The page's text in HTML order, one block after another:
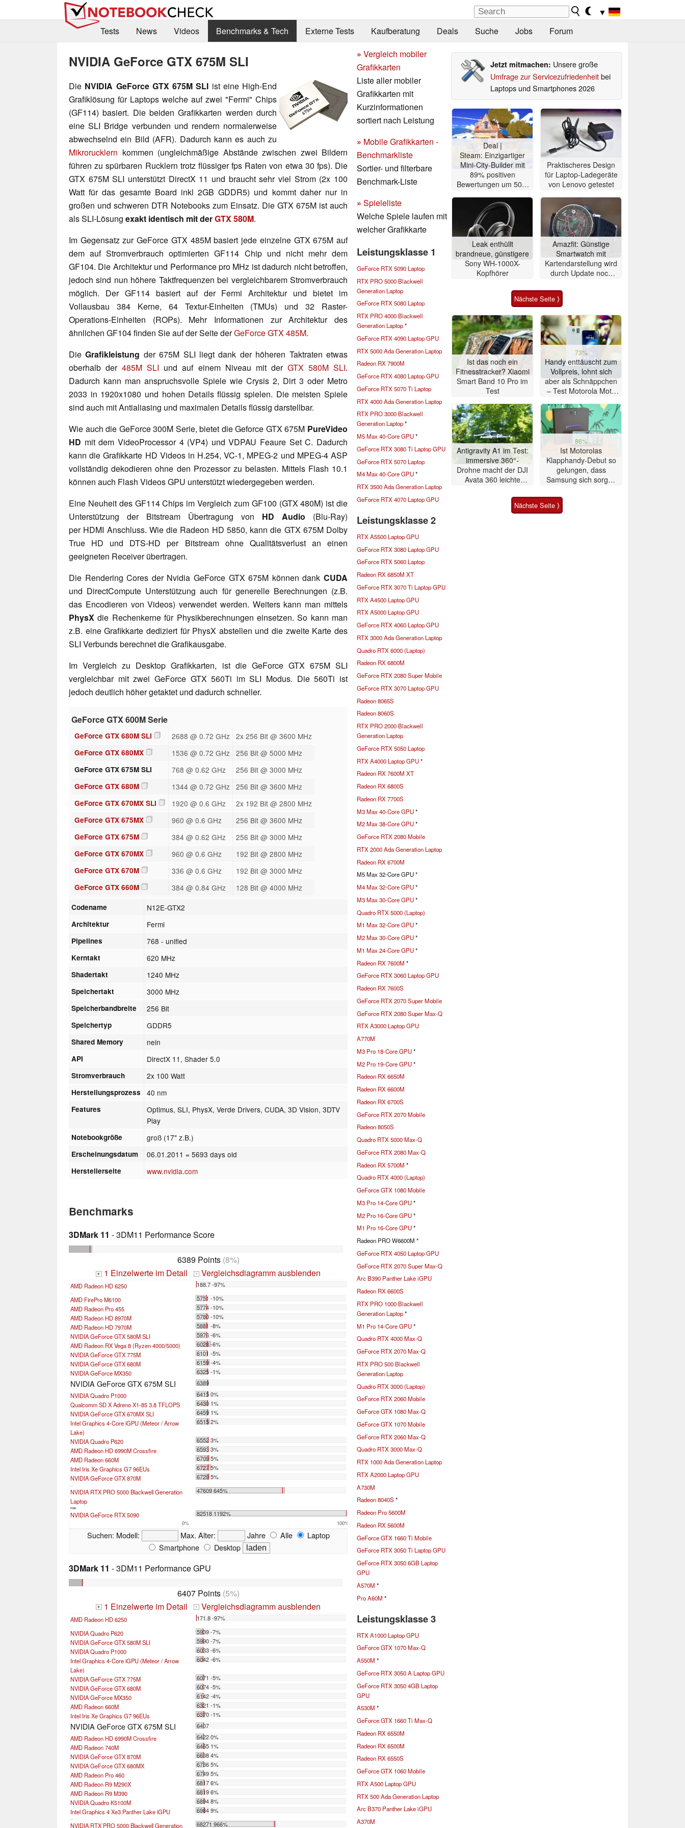
▼
Tests
News Videos Benchmarks & Tech Externe Tests Kaufberatung Deals Suche Jobs Forum
NVIDIA GeForce GTX 675M SLI
Die NVIDIA GeForce GTX 675M SLI ist eine High-End
Grafiklösung für Laptops welche auf zwei "Fermi" Chips
(GF114) basiert. Die beiden Grafikkarten werden durch
eine SLI Bridge verbunden und rendern normalerweise
abwechselnd ein Bild (AFR). Dadurch kann es auch zu
Mikrorucklern kommen (ungleichmäßige Abstände zwischen zwei Bildern
führen zu spürbaren Rucklern trotz flüssiger fps Raten von etwa 30 fps). Die
GTX 675M SLI unterstützt DirectX 11 und braucht sehr viel Strom (2x 100
Watt für das gesamte Board inkl 2GB GDDR5) und kommt daher nur in
großen und schweren DTR Notebooks zum Einsatz. Die GTX 675M ist auch
als SLI-Lösung exakt identisch mit derGTX 580M.
Im Gegensatz zur GeForce GTX 485M basiert jede einzelne GTX 675M auf
dem auf Stromverbrauch optimierten GF114 Chip und nicht mehr dem
GF104. Die Architektur und Performance pro MHz ist dadurch nicht betroffen,
jedoch sind nun höhere Taktfrequenzen bei vergleichbarem Stromverbrauch
möglich. Der GF114 basiert auf der Fermi Architektur und bietet im
Vollausbau 384 Kerne, 64 Textur-Einheiten (TMUs) und 32 Raster-
Operations-Einheiten (ROPs). Mehr Informationen zur Architektur des
ähnlichen GF104 finden Sie auf der Seite derGeForce GTX 485M.
DieGrafikleistung der 675M SLI liegt dank der höheren Taktraten etwas
oberhalb der485M SLI und auf einem Niveau mit der GTX 580M SLI.
Dadurch kann man anspruchsvolle Spiele wie Crysis 2, Dirt 3 oder Metro
2033 in 1920x1080 und hohen Details flüssig spielen. Die meisten Spiele
sind auch mit Antialiasing und maximalen Details flüssig darstellbar.
Wie auch die GeForce 300M Serie, bietet die Geforce GTX 675M PureVideo
HD mit dem VideoProcessor 4 (VP4) und VDPAU Feaure Set C. Dadurch
kann die Grafikkarte HD Videos in H.254, VC-1, MPEG-2 und MPEG-4 ASP
vollständig dekodieren ohne den Prozessor zu belasten. Mittels Flash 10.1
können auch Flash Videos GPU unterstützt wiedergegeben werden.
Eine Neuheit des GF114 Chips im Vergleich zum GF100 (GTX 480M) ist die
Unterstützung der Bitstream Übertragung von HD Audio (Blu-Ray)
per HDMI Anschluss. Wie die Radeon HD 5850, kann die GTX 675M Dolby
True HD und DTS-HD per Bitstream ohne Qualitätsverlust an einen
geeigneten Receiver übertragen.
Die Rendering Cores der Nvidia GeForce GTX 675M können dank CUDA
und DirectCompute Unterstützung auch für generelle Berechnungen (z.B.
das Encodieren von Videos) verwendet werden. Weiters kann man mittels
PhysX die Rechenkerne für Physikberechnungen einsetzen. So kann man
z.B. eine Grafikkarte dediziert für PhysX abstellen und die zweite Karte des
SLI Verbunds berechnet die Grafikausgabe.
Im Vergleich zu Desktop Grafikkarten, ist die GeForce GTX 675M SLI
vergleichbar mit zwei GeForce GTX 560Ti im SLI Modus. Die 560Ti ist
jedoch deutlich höher getaktet und dadurch schneller.
GeForce GTX 600M Serie
GeForce GTX 680M SLI 2688 @ 0.72 GHz 2x 256 Bit @ 3600 MHz
GeForce GTX 680MX 1536 @ 0.72 GHz 256 Bit @ 5000 MHz
GeForce GTX 675M SLI 768 @ 0.62 GHz 256 Bit @ 3000 MHz
GeForce GTX 680M 1344 @ 0.72 GHz 256 Bit @ 3600 MHz
GeForce GTX 670MX SLI 1920 @ 0.6 GHz 2x 192 Bit @ 2800 MHz
GeForce GTX 675MX 960 @ 0.6 GHz 256 Bit @ 3600 MHz
GeForce GTX 675M 384 @ 0.62 GHz 256 Bit @ 3000 MHz
GeForce GTX 670MX 960 @ 0.6 GHz 192 Bit @ 2800 MHz
GeForce GTX 670M 336 @ 0.6 GHz 192 Bit @ 3000 MHz
GeForce GTX 660M 384 @ 0.84 GHz 128 Bit @ 4000 MHz
Codename N12E-GTX2
Architektur Fermi
Pipelines 768 - unified
Kerntakt 620 MHz
Shadertakt 1240 MHz
Speichertakt 3000 MHz
Speicherbandbreite 256 Bit
Speichertyp GDDR5
Shared Memory nein
API DirectX 11, Shader 5.0
Stromverbrauch 2x 100 Watt
Herstellungsprozess 40 nm
Features
Optimus, SLI, PhysX, Verde Drivers, CUDA, 3D Vision, 3DTV
Play
Notebookgröße groß (17" z.B.)
Erscheinungsdatum 06.01.2011 = 5693 days old
Herstellerseite www.nvidia.com
Benchmarks
3DMark 11 - 3DM11 Performance Score
6389 Points(8%)
+ 1 Einzelwerte im Detail - Vergleichsdiagramm ausblenden
AMD Radeon HD 6250 188.7 -97%
AMD FirePro M6100
5751 -10%
AMD Radeon Pro 455
5774 -10%
AMD Radeon HD 8970M
5780 -10%
AMD Radeon HD 7970M
5881 -8%
NVIDIA GeForce GTX 580M SLI
5976 -6%
AMD Radeon RX Vega 8 (Ryzen 4000/5000)
6028 -6%
NVIDIA GeForce GTX 775M
6101 -5%
NVIDIA GeForce GTX 680M
6159 -4%
NVIDIA GeForce MX350
6325 -1%
NVIDIA GeForce GTX 675M SLI
6389
NVIDIA Quadro P1000
6415 0%
Qualcomm SD X Adreno X1-85 3.8 TFLOPS
6430 1%
NVIDIA GeForce GTX 670MX SLI
6459 1%
Intel Graphics 4-Core iGPU (Meteor / Arrow
Lake)
6515 2%
NVIDIA Quadro P620
6552 3%
AMD Radeon HD 6990M Crossfire
6593 3%
AMD Radeon 660M
6709 5%
Intel Iris Xe Graphics G7 96EUs
6727 5%
NVIDIA GeForce GTX 870M
6729 5%
NVIDIA RTX PRO 5000 Blackwell Generation
Laptop
47609 645%
max:
NVIDIA GeForce RTX 5090 82518 1192%
0% 100%
Suchen: Modell: Max. Alter: Jahre Alle
Laptop
Smartphone
Desktop
3DMark 11 - 3DM11 Performance GPU
6407 Points(5%)
+ 1 Einzelwerte im Detail - Vergleichsdiagramm ausblenden
AMD Radeon HD 6250 171.8 -97%
NVIDIA Quadro P620
5939 -7%
NVIDIA GeForce GTX 580M SLI
5990 -7%
NVIDIA Quadro P1000
6033 -6%
Intel Graphics 4-Core iGPU (Meteor / Arrow
Lake)
6042 -6%
NVIDIA GeForce GTX 775M
6071 -5%
NVIDIA GeForce GTX 680M
6074 -5%
NVIDIA GeForce MX350
6142 -4%
AMD Radeon 660M
6321 -1%
Intel Iris Xe Graphics G7 96EUs
6370 -1%
NVIDIA GeForce GTX 675M SLI
6407
AMD Radeon HD 6990M Crossfire
6422 0%
AMD Radeon 740M
6465 1%
NVIDIA GeForce GTX 870M
6638 4%
NVIDIA GeForce GTX 680MX
6736 5%
AMD Radeon Pro 460
6749 5%
AMD Radeon R9 M290X
6817 6%
AMD Radeon R9 M390
6819 6%
NVIDIA Quadro K5100M
6894 8%
Intel Graphics 4 Xe3 Panther Lake iGPU
6984 9%
NVIDIA RTX PRO 5000 Blackwell Generation 68271 966%
» Vergleich mobiler
Grafikkarten
Liste aller mobiler
Grafikkarten mit
Kurzinformationen
sortiert nach Leistung
» Mobile Grafikkarten -
Benchmarkliste
Sortier- und filterbare
Benchmark-Liste
» Spieleliste
Welche Spiele laufen mit
welcher Grafikkarte
Leistungsklasse 1
GeForce RTX 5090 Laptop
RTX PRO 5000 Blackwell
Generation Laptop
GeForce RTX 5080 Laptop
RTX PRO 4000 Blackwell
Generation Laptop*
GeForce RTX 4090 Laptop GPU
RTX 5000 Ada Generation Laptop
Radeon RX 7900M
GeForce RTX 4080 Laptop GPU
GeForce RTX 5070 Ti Laptop
RTX 4000 Ada Generation Laptop
RTX PRO 3000 Blackwell
Generation Laptop*
M5 Max 40-Core GPU*
GeForce RTX 3080 Ti Laptop GPU
GeForce RTX 5070 Laptop
M4 Max 40-Core GPU*
RTX 3500 Ada Generation Laptop
GeForce RTX 4070 Laptop GPU
Leistungsklasse 2
RTX A5500 Laptop GPU
GeForce RTX 3080 Laptop GPU
GeForce RTX 5060 Laptop
Radeon RX 6850M XT
GeForce RTX 3070 Ti Laptop GPU
RTX A4500 Laptop GPU
RTX A5000 Laptop GPU
GeForce RTX 4060 Laptop GPU
RTX 3000 Ada Generation Laptop
Quadro RTX 6000 (Laptop)
Radeon RX 6800M
GeForce RTX 2080 Super Mobile
GeForce RTX 3070 Laptop GPU
Radeon 8065S
Radeon 8060S
RTX PRO 2000 Blackwell
Generation Laptop
GeForce RTX 5050 Laptop
RTX A4000 Laptop GPU*
Radeon RX 7600M XT
Radeon RX 6800S
Radeon RX 7700S
M3 Max 40-Core GPU*
M2 Max 38-Core GPU*
GeForce RTX 2080 Mobile
RTX 2000 Ada Generation Laptop
Radeon RX 6700M
M5 Max 32-Core GPU *
M4 Max 32-Core GPU*
M3 Max 30-Core GPU*
Quadro RTX 5000 (Laptop)
M1 Max 32-Core GPU*
M2 Max 30-Core GPU*
M1 Max 24-Core GPU*
Radeon RX 7600M *
GeForce RTX 3060 Laptop GPU
Radeon RX 7600S
GeForce RTX 2070 Super Mobile
GeForce RTX 2080 Super Max-Q
RTX A3000 Laptop GPU
A770M
M3 Pro 18-Core GPU*
M2 Pro 19-Core GPU*
Radeon RX 6650M
Radeon RX 6600M
Radeon RX 6700S
GeForce RTX 2070 Mobile
Radeon 8050S
Quadro RTX 5000 Max-Q
GeForce RTX 2080 Max-Q
Radeon RX 5700M *
Quadro RTX 4000 (Laptop)
GeForce GTX 1080 Mobile
M3 Pro 14-Core GPU*
M2 Pro 16-Core GPU*
M1 Pro 16-Core GPU*
Radeon PRO W6600M *
GeForce RTX 4050 Laptop GPU
GeForce RTX 2070 Super Max-Q
Arc B390 Panther Lake iGPU
Radeon RX 6600S
RTX PRO 1000 Blackwell
Generation Laptop*
M1 Pro 14-Core GPU*
Quadro RTX 4000 Max-Q
GeForce RTX 2070 Max-Q
RTX PRO 500 Blackwell
Generation Laptop
Quadro RTX 3000 (Laptop)
GeForce RTX 2060 Mobile
GeForce GTX 1080 Max-Q
GeForce GTX 1070 Mobile
GeForce RTX 2060 Max-Q
Quadro RTX 3000 Max-Q
RTX 1000 Ada Generation Laptop
RTX A2000 Laptop GPU
A730M
Radeon 8040S *
Radeon Pro 5600M
Radeon RX 5600M
GeForce GTX 1660 Ti Mobile
GeForce RTX 3050 Ti Laptop GPU
GeForce RTX 3050 6GB Laptop
GPU
A570M *
Pro A60M *
Leistungsklasse 3
RTX A1000 Laptop GPU
GeForce GTX 1070 Max-Q
A550M *
GeForce RTX 3050 A Laptop GPU
GeForce RTX 3050 4GB Laptop
GPU
A530M *
GeForce GTX 1660 Ti Max-Q
Radeon RX 6550M
Radeon RX 6500M
Radeon RX 6550S
GeForce GTX 1060 Mobile
RTX A500 Laptop GPU
RTX 500 Ada Generation Laptop
Arc B370 Panther Lake iGPU
A370M
Jetzt mitmachen: Unsere große
Umfrage zur Servicezufriedenheitbei
Laptops und Smartphones 2026
Deal |
Steam: Einzigartiger
Mini-City-Builder mit
89% positiven
Bewertungen um 50%
Praktischeres Design
für Laptop-Ladegeräte
von Lenovo getestet
Leak enthüllt
brandneue, günstigere
Sony WH-1000X-
Kopfhörer
Amazfit: Günstige
Smartwatch mit
Kartendarstellung wird
durch Update noch
Nächste Seite ⟩
Ist das noch ein
Fitnesstracker? Xiaomi
Smart Band 10 Pro im
Test
73%
Handy enttäuscht zum
Vollpreis, lohnt sich
aber als Schnäppchen
– Test Motorola Moto
Antigravity A1 im Test:
immersive 360°-
Drohne macht der DJI
Avata 360 leichte
86%
Ist Motorolas
Klapphandy-Debut so
gelungen, dass
Samsung sich sorgen
Smartphone im Test
Nächste Seite ⟩